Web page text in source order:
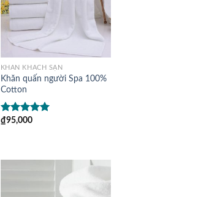
KHĂN KHÁCH SẠN
Khăn quấn người Spa 100%
Cotton
Được xếp
₫95,000